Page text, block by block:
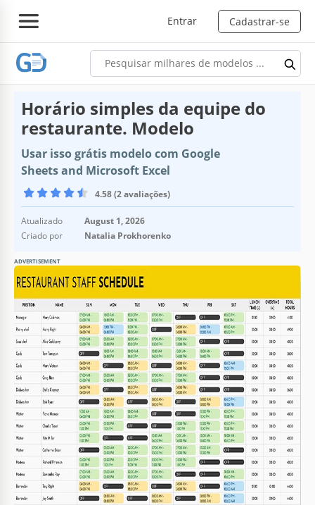
Entrar Cadastrar-se
Horário simples da equipe do
restaurante. Modelo
Usar isso grátis modelo com Google
Sheets and Microsoft Excel
4.58 (2 avaliações)
Atualizado
August 1, 2026
Criado por
Natalia Prokhorenko
ADVERTISEMENT